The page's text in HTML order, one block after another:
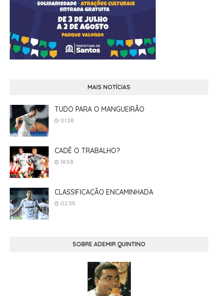
MAIS NOTÍCIAS
TUDO PARA O MANGUEIRÃO
01:38
CADÊ O TRABALHO?
18:58
CLASSIFICAÇÃO ENCAMINHADA
02:35
SOBRE ADEMIR QUINTINO